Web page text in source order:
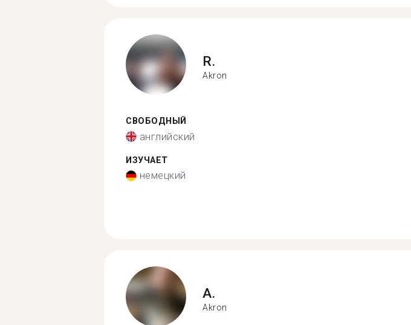
R.
Akron
СВОБОДНЫЙ
английский
ИЗУЧАЕТ
немецкий
A.
Akron